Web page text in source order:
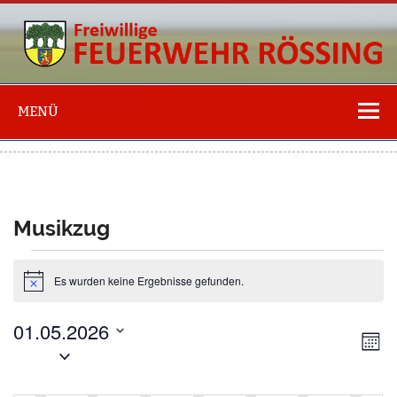
Freiwillige
Feuerwehr
Rössing
MENÜ
Musikzug
Termine
H
w
e
Es wurden keine Ergebnisse gefunden.
A
s
T
e
M
01.05.2026